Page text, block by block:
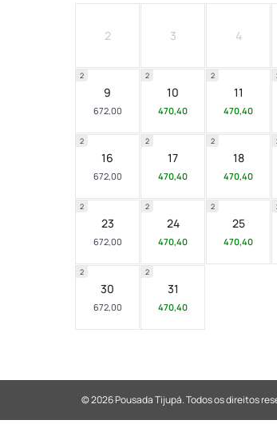
2 3 4
9
672,00
2
10
470,40
2
11
470,40
2
16
672,00
2
17
470,40
2
18
470,40
2
23
672,00
2
24
470,40
2
25
470,40
2
30
672,00
2
31
470,40
2
© 2026 Pousada Tijupá.Todos os direitos